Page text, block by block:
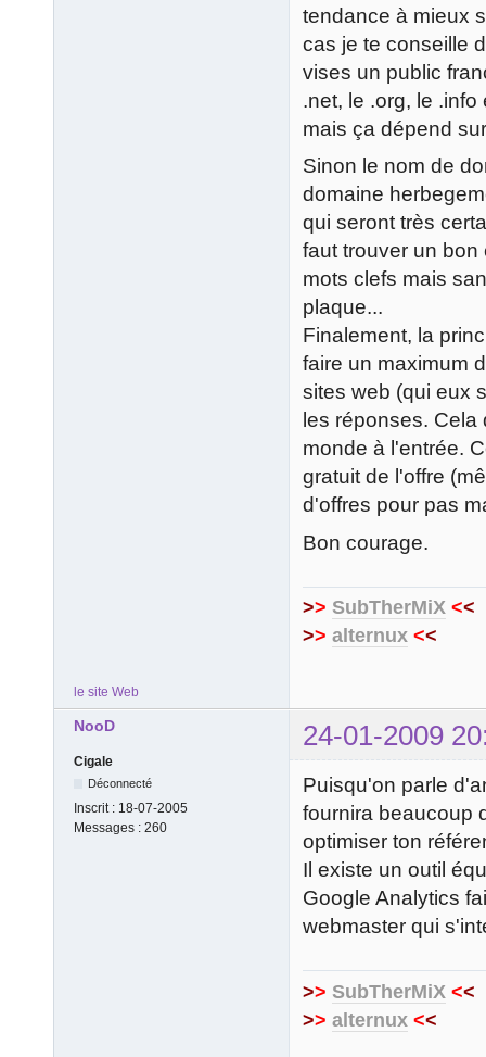
tendance à mieux
cas je te conseille
vises un public
.net, le .org, le
mais ça dépend
Sinon le nom de
domaine
qui seront très
faut trouver un
mots clefs mais
plaque...
Finalement, la
faire un maximum
sites web (qui eux
les réponses.
monde à l'entrée.
gratuit de l'offre
d'offres pour pas
Bon courage.
>> SubTherMiX <<
>> alternux <<
le site Web
NooD 24-01-2009
Cigale
Déconnecté
Inscrit : 18-07-2005
Messages : 260
Puisqu'on parle
fournira beaucoup
optimiser ton
Il existe un outil
Google Analytics
webmaster qui
>> SubTherMiX <<
>> alternux <<